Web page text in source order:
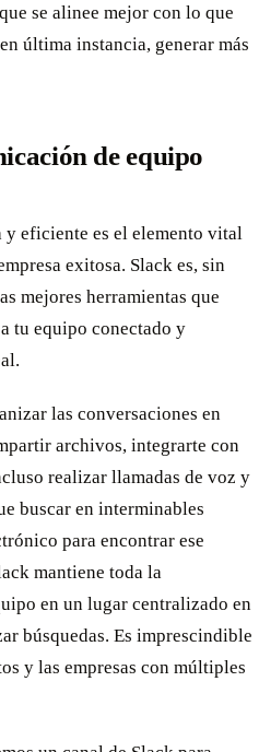
se alinee mejor con lo que
última instancia, generar más
de equipo
eficiente es el elemento vital
exitosa. Slack es, sin
mejores herramientas que
tu equipo conectado y
las conversaciones en
archivos, integrarte con
realizar llamadas de voz y
buscar en interminables
para encontrar ese
mantiene toda la
en un lugar centralizado en
búsquedas. Es imprescindible
y las empresas con múltiples